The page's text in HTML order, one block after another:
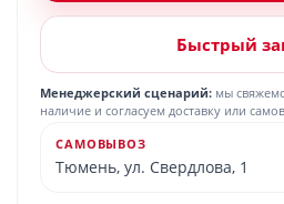
Быстрый
Менеджерский сценарий: мы
наличие и согласуем доставку или
САМОВЫВОЗ
Тюмень, ул. Свердлова, 1